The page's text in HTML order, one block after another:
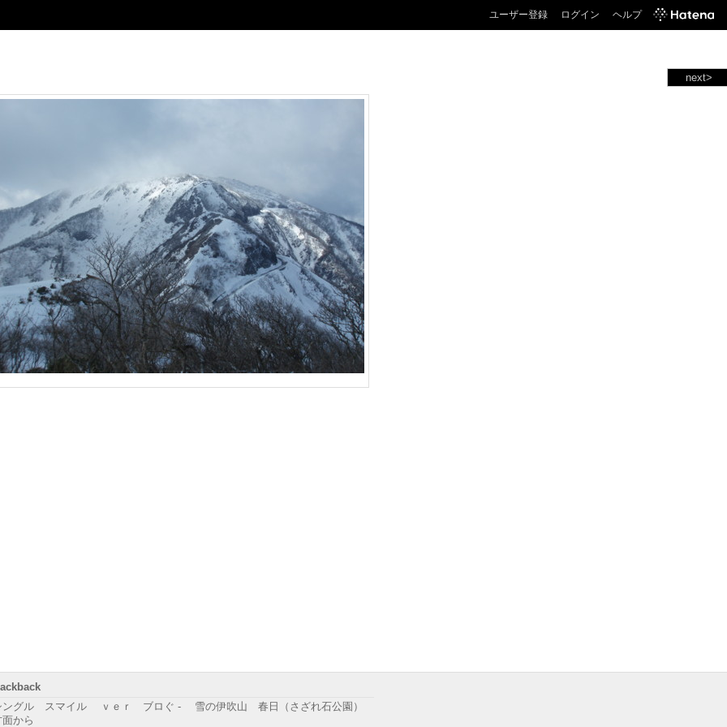
ユーザー登録 ログイン ヘルプ
next>
ングル スマイル ｖｅｒ ブロぐ - 雪の伊吹山 春日（さざれ石公園）
面から